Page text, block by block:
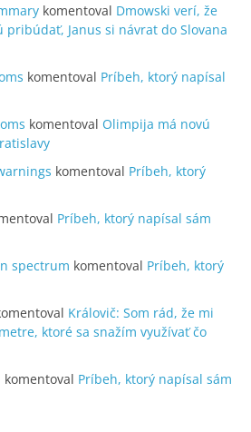
komentoval Dmowski verí, že
Janus si návrat do Slovana
komentoval Príbeh, ktorý napísal
komentoval Olimpija má novú
komentoval Príbeh, ktorý
Príbeh, ktorý napísal sám
spectrum komentoval Príbeh, ktorý
Královič: Som rád, že mi
ktoré sa snažím využívať čo
komentoval Príbeh, ktorý napísal sám